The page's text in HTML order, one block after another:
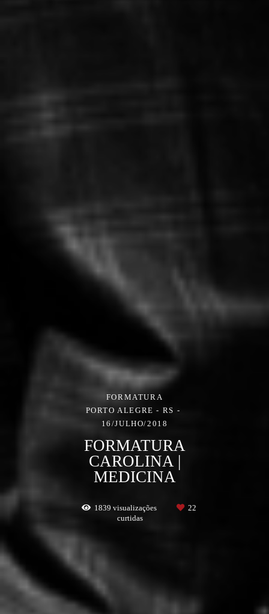
FORMATURA
PORTO ALEGRE - RS
16/JULHO/2018
FORMATURA
CAROLINA |
MEDICINA
1839 visualizações
22
curtidas